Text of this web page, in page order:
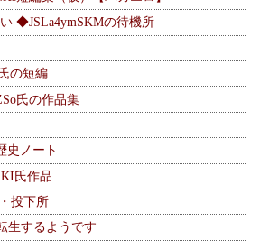
い ◆JSLa4ymSKMの待機所
の短編
氏の作品集
史ノート
氏作品
投下所
生するようです